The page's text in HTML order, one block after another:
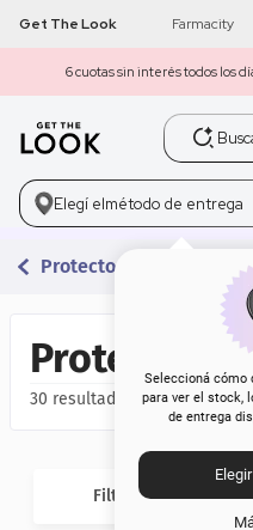
Get The Look Farmacity
6 cuotas sin interés todos los
Buscar
Elegí elmétodo de entrega
Seleccioná cómo
para ver el stock,
de entrega
Protectores Corporales
30
Filtros
1 get the look
2 máscara pestañas
corrector